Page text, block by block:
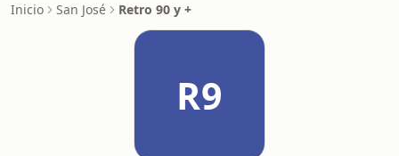
Inicio San José Retro 90 y +
R9